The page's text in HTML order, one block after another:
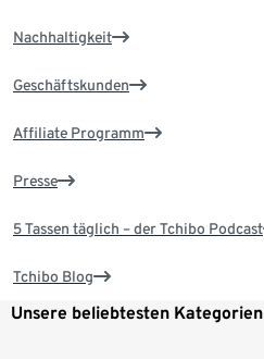
Nachhaltigkeit
Geschäftskunden
Affiliate Programm
Presse
5 Tassen täglich – der Tchibo Podcast
Tchibo Blog
Unsere beliebtesten Kategorien